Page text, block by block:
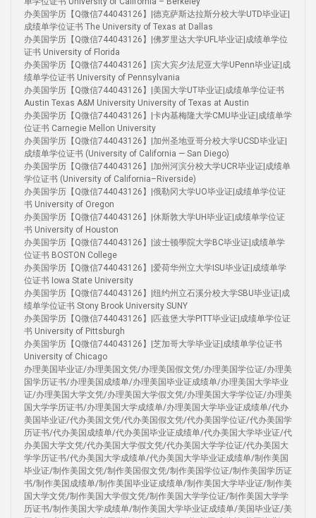
办美国学历【Q微信744043126】|德克萨斯达拉斯分校大学UTD毕业证|
成绩单学位证书 The University of Texas at Dallas
办美国学历【Q微信744043126】|佛罗里达大学UFL毕业证|成绩单学位
证书 University of Florida
办美国学历【Q微信744043126】|宾大宾夕法尼亚大学UPenn毕业证|成
绩单学位证书 University of Pennsylvania
办美国学历【Q微信744043126】|美国大学UT毕业证|成绩单学位证书
Austin Texas A&M University University of Texas at Austin
办美国学历【Q微信744043126】|卡内基梅隆大学CMU毕业证|成绩单学
位证书 Carnegie Mellon University
办美国学历【Q微信744043126】|加州圣地亚哥分校大学UCSD毕业证|
成绩单学位证书 (University of California — San Diego)
办美国学历【Q微信744043126】|加州河滨分校大学UCR毕业证|成绩单
学位证书 (University of California–Riverside)
办美国学历【Q微信744043126】|俄勒冈大学UO毕业证|成绩单学位证
书 University of Oregon
办美国学历【Q微信744043126】|休斯敦大学UH毕业证|成绩单学位证
书 University of Houston
办美国学历【Q微信744043126】|波士顿學院大学BC毕业证|成绩单学
位证书 BOSTON College
办美国学历【Q微信744043126】|爱荷华州立大学ISU毕业证|成绩单学
位证书 Iowa State University
办美国学历【Q微信744043126】|纽约州立石溪分校大学SBU毕业证|成
绩单学位证书 Stony Brook University SUNY
办美国学历【Q微信744043126】|匹兹堡大学PITT毕业证|成绩单学位证
书 University of Pittsburgh
办美国学历【Q微信744043126】|芝加哥大学毕业证|成绩单学位证书
University of Chicago
办理美国毕业证/办理美国文凭/办理美国假文凭/办理美国学位证/办理美
国学历证书/办理美国成绩单/办理美国毕业证成绩单/办理美国大学毕业
证/办理美国大学文凭/办理美国大学假文凭/办理美国大学学位证/办理美
国大学学历证书/办理美国大学成绩单/办理美国大学毕业证成绩单/代办
美国毕业证/代办美国文凭/代办美国假文凭/代办美国学位证/代办美国学
历证书/代办美国成绩单/代办美国毕业证成绩单/代办美国大学毕业证/代
办美国大学文凭/代办美国大学假文凭/代办美国大学学位证/代办美国大
学学历证书/代办美国大学成绩单/代办美国大学毕业证成绩单/制作美国
毕业证/制作美国文凭/制作美国假文凭/制作美国学位证/制作美国学历证
书/制作美国成绩单/制作美国毕业证成绩单/制作美国大学毕业证/制作美
国大学文凭/制作美国大学假文凭/制作美国大学学位证/制作美国大学学
历证书/制作美国大学成绩单/制作美国大学毕业证成绩单/美国毕业证/美